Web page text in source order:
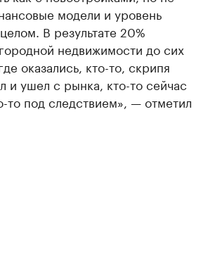
модели и уровень
В результате 20%
недвижимости до сих
оказались, кто-то, скрипя
и ушел с рынка, кто-то сейчас
то под следствием», — отметил